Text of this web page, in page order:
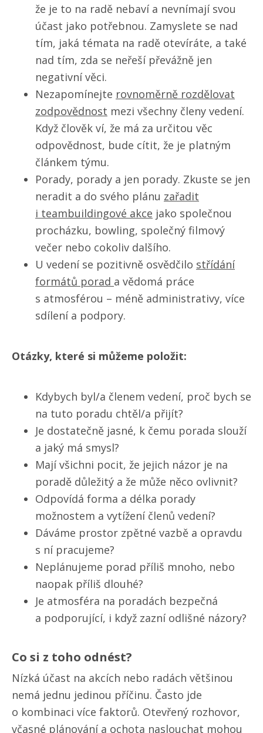
že je to na radě nebaví a nevnímají svou
účast jako potřebnou. Zamyslete se nad
tím, jaká témata na radě otevíráte, a také
nad tím, zda se neřeší převážně jen
negativní věci.
Nezapomínejte rovnoměrně rozdělovat
zodpovědnost mezi všechny členy vedení.
Když člověk ví, že má za určitou věc
odpovědnost, bude cítit, že je platným
článkem týmu.
Porady, porady a jen porady. Zkuste se jen
neradit a do svého plánu zařadit
i teambuildingové akce jako společnou
procházku, bowling, společný filmový
večer nebo cokoliv dalšího.
U vedení se pozitivně osvědčilo střídání
formátů porad a vědomá práce
s atmosférou – méně administrativy, více
sdílení a podpory.
Otázky, které si můžeme položit:
Kdybych byl/​a členem vedení, proč bych se
na tuto poradu chtěl/​a přijít?
Je dostatečně jasné, k čemu porada slouží
a jaký má smysl?
Mají všichni pocit, že jejich názor je na
poradě důležitý a že může něco ovlivnit?
Odpovídá forma a délka porady
možnostem a vytížení členů vedení?
Dáváme prostor zpětné vazbě a opravdu
s ní pracujeme?
Neplánujeme porad příliš mnoho, nebo
naopak příliš dlouhé?
Je atmosféra na poradách bezpečná
a podporující, i když zazní odlišné názory?
Co si z toho odnést?
Nízká účast na akcích nebo radách většinou
nemá jednu jedinou příčinu. Často jde
o kombinaci více faktorů. Otevřený rozhovor,
včasné plánování a ochota naslouchat mohou